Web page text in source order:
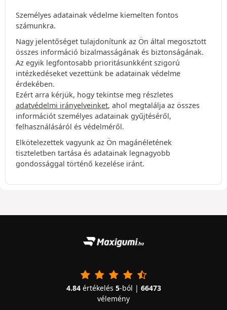
Személyes adatainak védelme kiemelten fontos
számunkra.
Nagy jelentőséget tulajdonítunk az Ön által megosztott
összes információ bizalmasságának és biztonságának.
Az egyik legfontosabb prioritásunkként szigorú
intézkedéseket vezettünk be adatainak védelme
érdekében.
Ezért arra kérjük, hogy tekintse meg részletes
adatvédelmi irányelveinket, ahol megtalálja az összes
információt személyes adatainak gyűjtéséről,
felhasználásáról és védelméről.
Elkötelezettek vagyunk az Ön magánéletének
tiszteletben tartása és adatainak legnagyobb
gondossággal történő kezelése iránt.
4.84értékelés 5-ból | 66473
vélemény